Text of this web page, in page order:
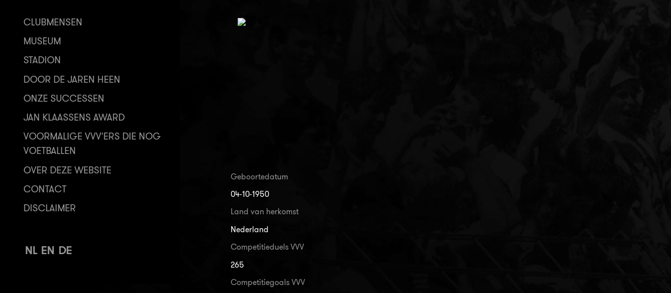
CLUBMENSEN
MUSEUM
STADION
DOOR DE JAREN HEEN
ONZE SUCCESSEN
JAN KLAASSENS AWARD
VOORMALIGE VVV'ERS DIE NOG
VOETBALLEN
OVER DEZE WEBSITE
CONTACT
DISCLAIMER
NL EN DE
Geboortedatum
04-10-1950
Land van herkomst
Nederland
Competitieduels VVV
265
Competitiegoals VVV